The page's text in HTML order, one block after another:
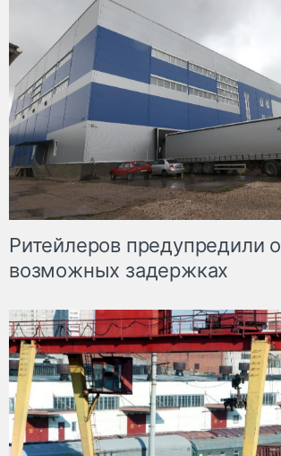
Ритейлеров предупредили о
возможных задержках